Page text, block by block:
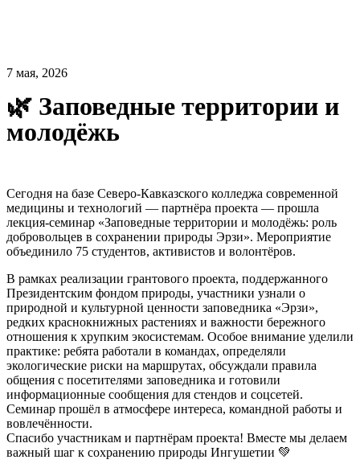
7 мая, 2026
🌿 Заповедные территории и
молодёжь
Сегодня на базе Северо-Кавказского колледжа современной
медицины и технологий — партнёра проекта — прошла
лекция-семинар «Заповедные территории и молодёжь: роль
добровольцев в сохранении природы Эрзи». Мероприятие
объединило 75 студентов, активистов и волонтёров.
В рамках реализации грантового проекта, поддержанного
Президентским фондом природы, участники узнали о
природной и культурной ценности заповедника «Эрзи»,
редких краснокнижных растениях и важности бережного
отношения к хрупким экосистемам. Особое внимание уделили
практике: ребята работали в командах, определяли
экологические риски на маршрутах, обсуждали правила
общения с посетителями заповедника и готовили
информационные сообщения для стендов и соцсетей.
Семинар прошёл в атмосфере интереса, командной работы и
вовлечённости.
Спасибо участникам и партнёрам проекта! Вместе мы делаем
важный шаг к сохранению природы Ингушетии 💚